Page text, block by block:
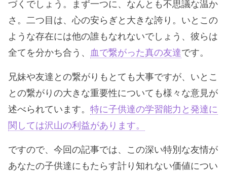
づくでしょう。まず一つに、なんとも不思議な温か
さ。二つ目は、心の安らぎと大きな誇り。いとこの
ような存在には他の誰もなれないでしょう、彼らは
全てを分かち合う、 血で繋がった真の友達です。
兄妹や友達との繋がりもとても大事ですが、いとこ
との繋がりの大きな重要性についても様々な意見が
述べられています。 特に子供達の学習能力と発達に
関しては沢山の利益があります。
ですので、今回の記事では、この深い特別な友情が
あなたの子供達にもたらす計り知れない価値につい